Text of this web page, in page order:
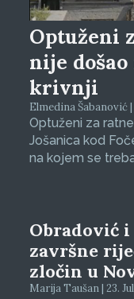
Optuženi
nije
krivnji
Elmedina Šabanović |
Optuženi za
Jošanica kod
na kojem se
Obradović
završne
zločin u
Marija Taušan | 23.